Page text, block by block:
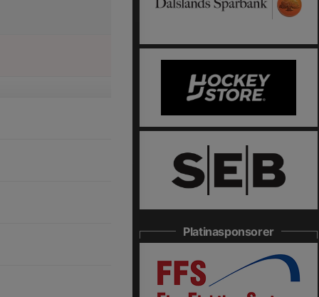
Platinasponsorer